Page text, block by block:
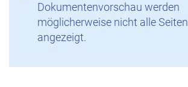
Dokumentenvorschau werden
möglicherweise nicht alle Seiten
angezeigt.